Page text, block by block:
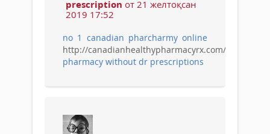
prescription от 21 желтоқсан
2019 17:52
no 1 canadian pharcharmy online
http://canadianhealthypharmacyrx.com/
pharmacy without dr prescriptions